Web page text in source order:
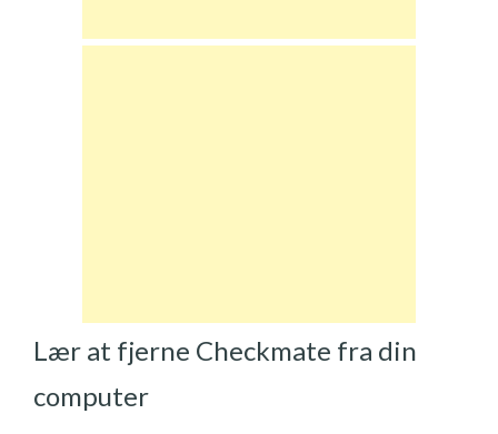
Lær at fjerne Checkmate fra din
computer